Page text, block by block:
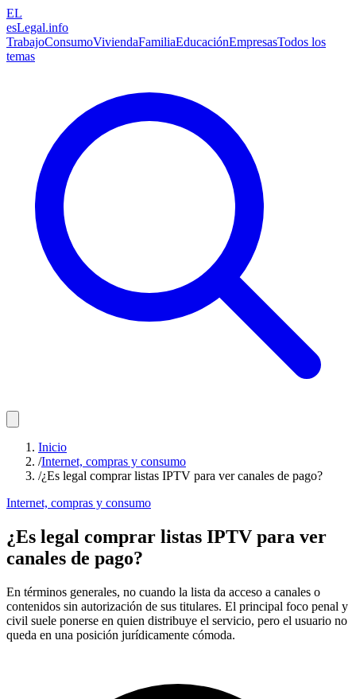
EL
esLegal.info
TrabajoConsumoViviendaFamiliaEducaciónEmpresasTodos los
temas
Inicio
/Internet, compras y consumo
/¿Es legal comprar listas IPTV para ver canales de pago?
Internet, compras y consumo
¿Es legal comprar listas IPTV para ver
canales de pago?
En términos generales, no cuando la lista da acceso a canales o
contenidos sin autorización de sus titulares. El principal foco penal y
civil suele ponerse en quien distribuye el servicio, pero el usuario no
queda en una posición jurídicamente cómoda.